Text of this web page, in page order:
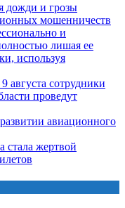
дожди и грозы
мошенничеств
и
лишая ее
используя
августа сотрудники
проведут
авиационного
стала жертвой